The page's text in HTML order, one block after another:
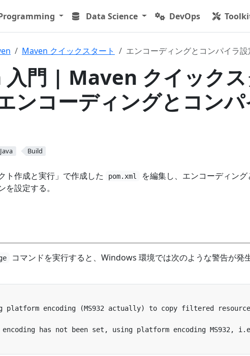
Data Science DevOps
Maven クイックスタート エンコーディングとコンパイラ設
門 | Maven クイック
ンコーディングとコン
Java Build
ト作成と実行」で作成した pom.xml
を編集し、エンコーディング
設定する。
コマンドを実行すると、Windows 環境では次のような警告が発